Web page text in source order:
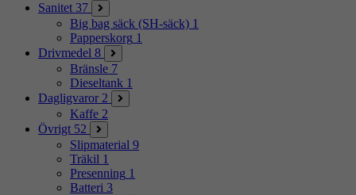
Sanitet 37
Big bag säck (SH-säck) 1
Papperskorg 1
Drivmedel 8
Bränsle 7
Dieseltank 1
Dagligvaror 2
Kaffe 2
Övrigt 52
Slipmaterial 9
Träkil 1
Presenning 1
Batteri 3